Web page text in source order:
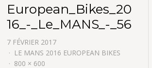
European_Bikes_20
16_-_Le_MANS_-_56
7 FÉVRIER 2017
LE MANS 2016 EUROPEAN BIKES
800 × 600